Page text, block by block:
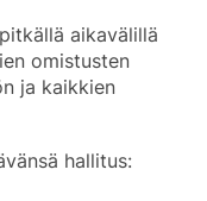
aikavälillä
omistusten
ja kaikkien
hallitus: